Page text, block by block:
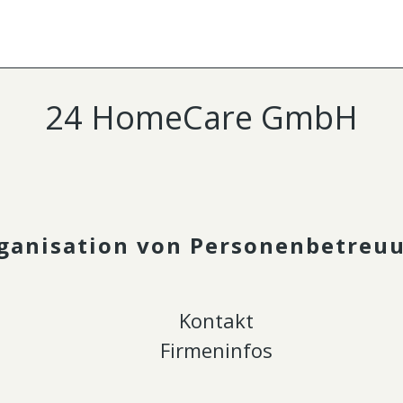
24 HomeCare GmbH
von
Kontakt
Firmeninfos